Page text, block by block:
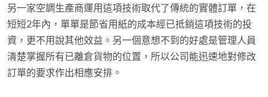
另一家空調生產商運用這項技術取代了傳統的實體訂單，在
短短2年內，單單是節省用紙的成本經已抵銷這項技術的投
資，更不用說其他效益。另一個意想不到的好處是管理人員
清楚掌握所有已離倉貨物的位置，所以公司能迅速地對修改
訂單的要求作出相應安排。